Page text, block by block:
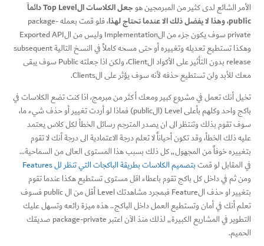
الأمر الشائع لدى كثير من المبرمجين هو
جعل الكلاسات الTop Level دائماً
public، وهذا لا يفضل ذلك الا عندما تحتاج لهذا
، فلو قمت بعمله package-
private سوف يكون جزء من الImplementation وليس من الExported API
وهكذا تستطيع تعديله وتغييره أو حتى مسحه كاملاً في النسخ التالية subsequent
release بدون التأثير على الأكواد الClient، ولكن اذا جعلته Public سوف يبقى
معك للأبد ولن تستطيع حذفه لأنه سوف يؤثر على الClients.
تخيل أنك تعمل في مشروع كبير ومعك أكثر من مبرمج، اذا كنت تضع الكلاسات في
باكج واحد وكلهم بأعلى Level (الpublic) فماذا لو أردت تغيير أو حذف شيء ما،
سوف تقوم بذلك وتنتظر الى ان يصدر المترجم رسائل الخطأ لكل كلاس يعتمد
عليه ذلك الخطأ، وقد تكون أحياناً لا تعلم درجة الاعتمادية الى درجة أنك لا تقوم
بتغييره خوفاً من المجهول,, كل ذلك بسبب هذا المستوى العالى من السماحية…
في المقابل لو قمتبتصميم الكلاسات بطريقة الباكجات التي تنظر لل Features
ومن ثم في داخل كل باكج تقوم باعطاء اقل مستوى تستطيع هكذا عندما تقوم
بتغيير او حذف الFeature فبمجرد مشاهدتك Level أقل من ال public فسوف
تعلم أنك في أمان وتستطيع العمل داخل الباكج.. هذه ميزة رائعه وتسهل عليك
التطوير في المشاريع الكبيرة,, لذلك منذ الآن اعتبر package-private صديقك
الحميم.